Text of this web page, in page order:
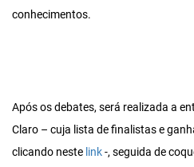
conhecimentos.
Após os debates, será realizada a
Claro – cuja lista de finalistas e
clicando neste link-, seguida de